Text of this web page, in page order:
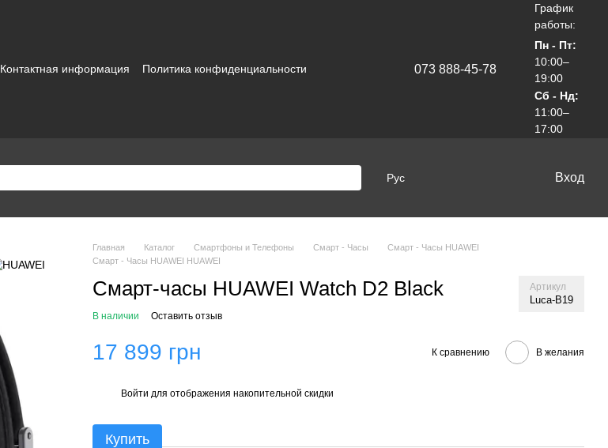
Контактная информация
Политика конфиденциальности
073 888-45-78
График
работы:
Пн - Пт:
10:00–
19:00
Сб - Нд:
11:00–
17:00
Рус Вход
Главная Каталог Смартфоны и Телефоны Смарт - Часы
Смарт - Часы HUAWEI
Смарт - Часы HUAWEI HUAWEI
Смарт-часы HUAWEI Watch D2 Black Артикул
Luca-B19
В наличии Оставить отзыв
17 899 грн К сравнению В желания
Войти для отображения накопительной скидки
Купить